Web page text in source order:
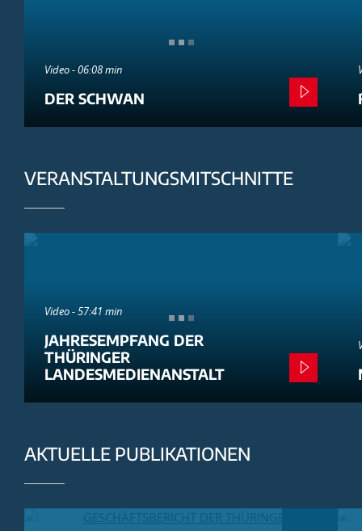
Video - 06:08 min
DER SCHWAN
VERANSTALTUNGSMITSCHNITTE
Video - 57:41 min
JAHRESEMPFANG DER
THÜRINGER
LANDESMEDIENANSTALT
AKTUELLE PUBLIKATIONEN